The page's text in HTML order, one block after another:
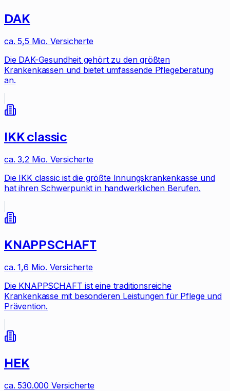
DAK
ca. 5,5 Mio. Versicherte
Die DAK-Gesundheit gehört zu den größten
Krankenkassen und bietet umfassende Pflegeberatung
an.
IKK classic
ca. 3,2 Mio. Versicherte
Die IKK classic ist die größte Innungskrankenkasse und
hat ihren Schwerpunkt in handwerklichen Berufen.
KNAPPSCHAFT
ca. 1,6 Mio. Versicherte
Die KNAPPSCHAFT ist eine traditionsreiche
Krankenkasse mit besonderen Leistungen für Pflege und
Prävention.
HEK
ca. 530.000 Versicherte